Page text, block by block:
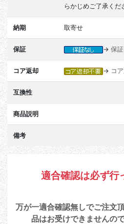
らかじめご了承くだ
納期 取寄せ
保証 → 保
コア返却 → コ
互換性
商品説明
備考
適合確認は必ず行
万が一適合確認無しでご注文
品はお受けできませんの